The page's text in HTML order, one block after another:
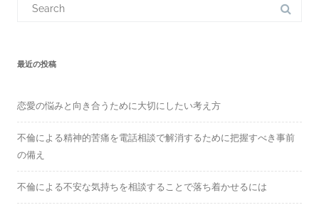
f
o
最近の投稿
恋愛の悩みと向き合うために大切にしたい考え方
不倫による精神的苦痛を電話相談で解消するために把握すべき事前
の備え
不倫による不安な気持ちを相談することで落ち着かせるには